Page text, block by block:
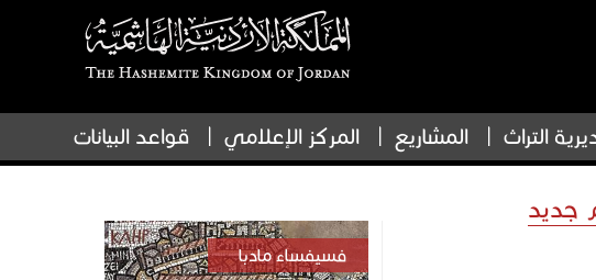
التراث المشاريع المركز الإعلامي قواعد البيانات
جديد
فسيفساء مادبا